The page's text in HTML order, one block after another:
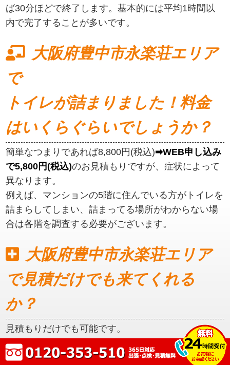
ば30分ほどで終了します。基本的には平均1時間以
内で完了することが多いです。
大阪府豊中市永楽荘エリア
で
トイレが詰まりました！料金
はいくらぐらいでしょうか？
簡単なつまりであれば8,800円(税込)➡WEB申し込み
で5,800円(税込)のお見積もりですが、症状によって
異なります。
例えば、マンションの5階に住んでいる方がトイレを
詰まらしてしまい、詰まってる場所がわからない場
合は各階を調査する必要がございます。
大阪府豊中市永楽荘エリア
で見積だけでも来てくれる
か？
見積もりだけでも可能です。
初めに見積もりをご提示いたしますので、ご納得い
ただいてからの作業となります。